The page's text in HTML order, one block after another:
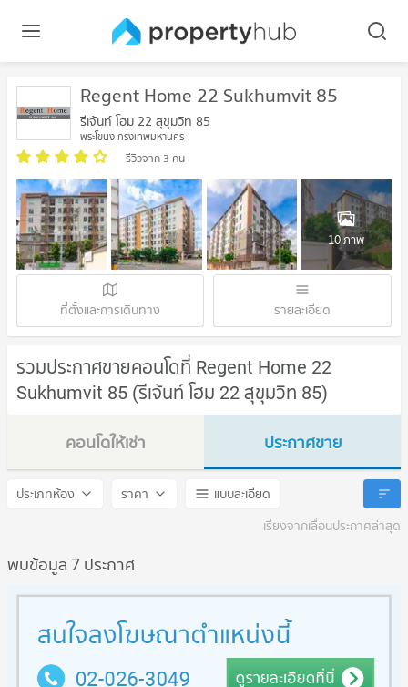
Regent Home 22 Sukhumvit 85
รีเจ้นท์ โฮม 22 สุขุมวิท 85
พระโขนง กรุงเทพมหานคร
รีวิวจาก 3 คน
10 ภาพ
ที่ตั้งและการเดินทาง รายละเอียด
รวมประกาศขายคอนโดที่ Regent Home 22
Sukhumvit 85 (รีเจ้นท์ โฮม 22 สุขุมวิท 85)
คอนโดให้เช่า
Regent Home 22 Sukhumvit 85
ประกาศขาย
Regent Home 22
ประเภทห้อง ราคา
แบบละเอียด
เรียงจากเลื่อนประกาศล่าสุด
พบข้อมูล 7 ประกาศ